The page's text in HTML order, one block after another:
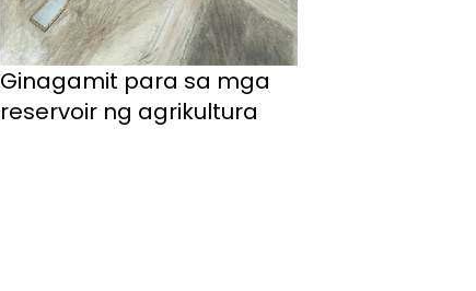
Ginagamit para sa mga
reservoir ng agrikultura